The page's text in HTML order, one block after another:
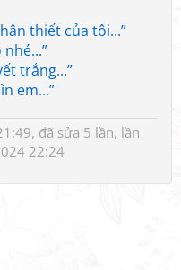
thiết của tôi...”
trắng...”
em...”
đã sửa 5 lần, lần
22:24